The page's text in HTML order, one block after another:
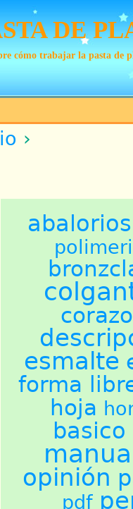
DE
cómo trabajar la pasta de
›
abalorios
esmalte
forma
hoja
basico
opinión
pdf